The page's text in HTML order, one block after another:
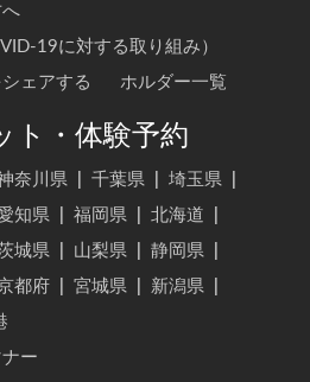
19に対する取り組み）
ェアする
ホルダー一覧
ト・体験予約
奈川県 千葉県 埼玉県
知県 福岡県 北海道
城県 山梨県 静岡県
都府 宮城県 新潟県
ー